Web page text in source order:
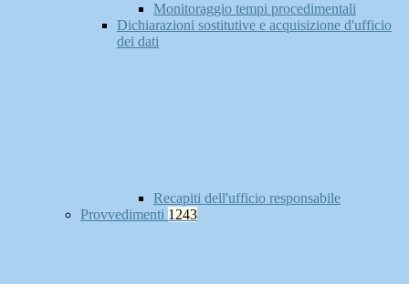
Monitoraggio tempi procedimentali
Dichiarazioni sostitutive e acquisizione d'ufficio
dei dati
Recapiti dell'ufficio responsabile
Provvedimenti 1243